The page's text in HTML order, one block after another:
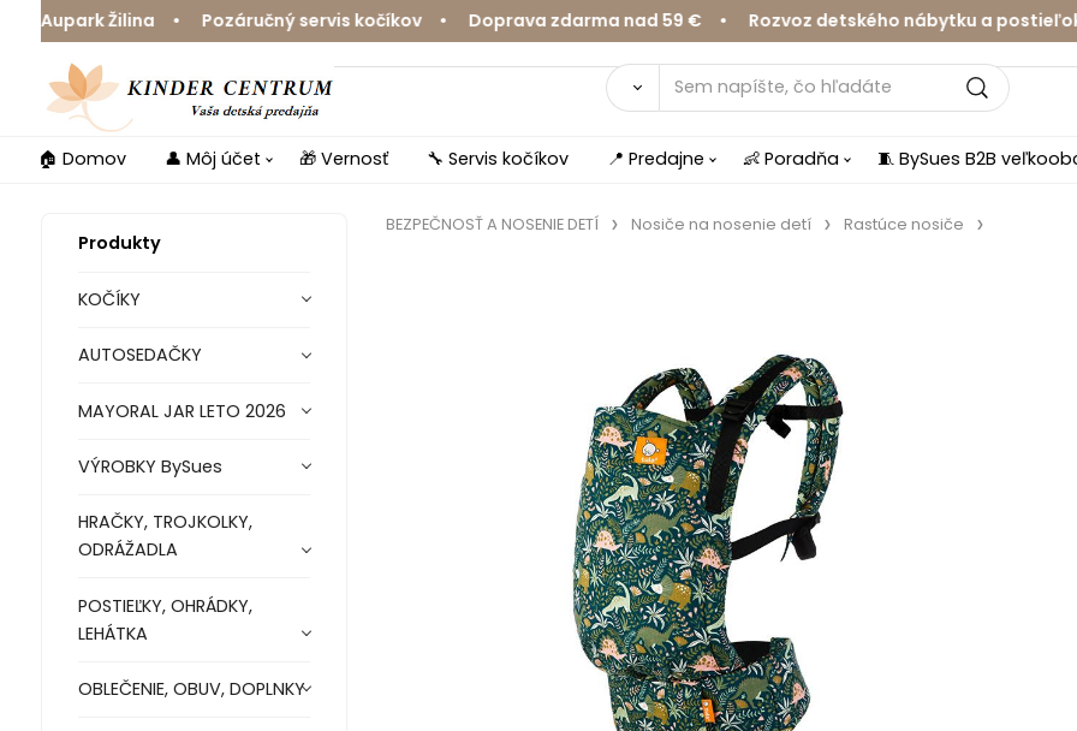
Žilina • Pozáručný servis kočíkov • Doprava zdarma nad 59 € • Rozvoz detského nábytku a postieľok v
🏠 Domov 👤 Môj účet 🎁 Vernosť 🔧 Servis kočíkov 📍 Predajne 👶 Poradňa 🧵 BySues B2B
Produkty
KOČÍKY
AUTOSEDAČKY
MAYORAL JAR LETO 2026
VÝROBKY BySues
HRAČKY, TROJKOLKY,
ODRÁŽADLA
POSTIEĽKY, OHRÁDKY,
LEHÁTKA
OBLEČENIE, OBUV, DOPLNKY
BEZPEČNOSŤ A NOSENIE DETÍ Nosiče na nosenie detí Rastúce nosiče